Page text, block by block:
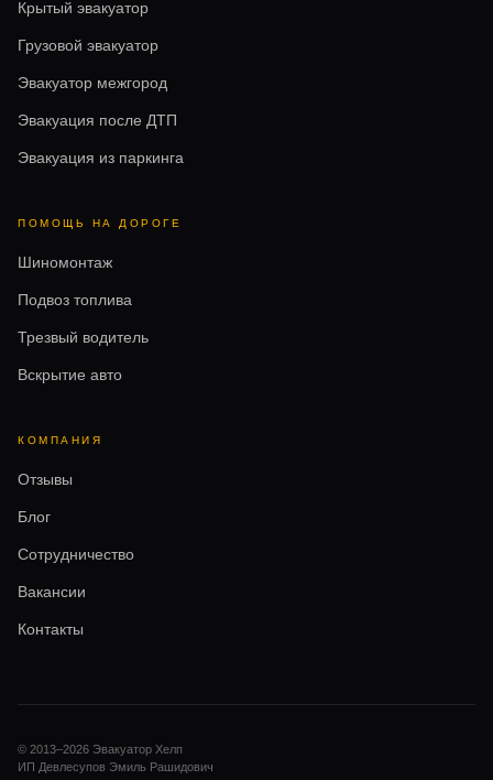
Крытый эвакуатор
Грузовой эвакуатор
Эвакуатор межгород
Эвакуация после ДТП
Эвакуация из паркинга
ПОМОЩЬ НА ДОРОГЕ
Шиномонтаж
Подвоз топлива
Трезвый водитель
Вскрытие авто
КОМПАНИЯ
Отзывы
Блог
Сотрудничество
Вакансии
Контакты
© 2013–2026 Эвакуатор Хелп
ИП Девлесупов Эмиль Рашидович